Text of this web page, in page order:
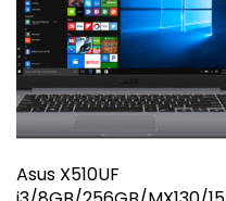
Asus X510UF